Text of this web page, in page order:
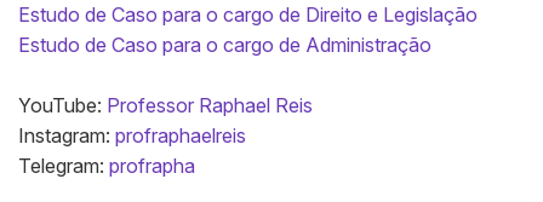
Estudo de Caso para o cargo de Direito e Legislação
Estudo de Caso para o cargo de Administração
YouTube: Professor Raphael Reis
Instagram: profraphaelreis
Telegram: profrapha